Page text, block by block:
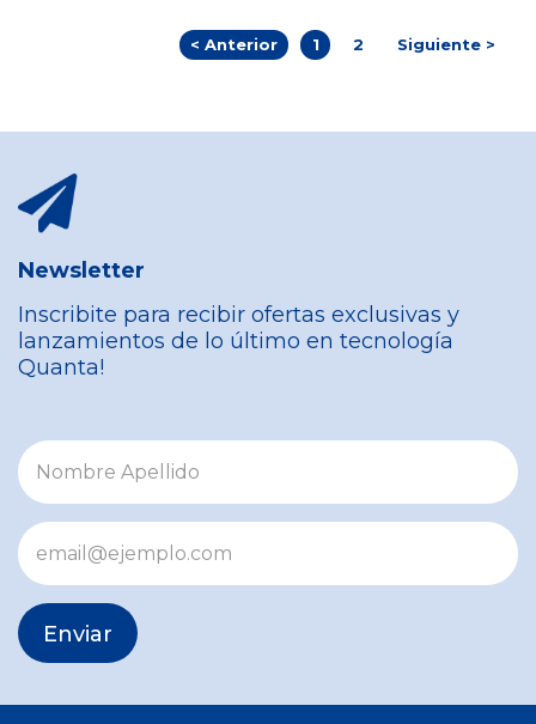
< Anterior 1 2 Siguiente >
Newsletter
Inscribite para recibir ofertas exclusivas y
lanzamientos de lo último en tecnología
Quanta!
Enviar